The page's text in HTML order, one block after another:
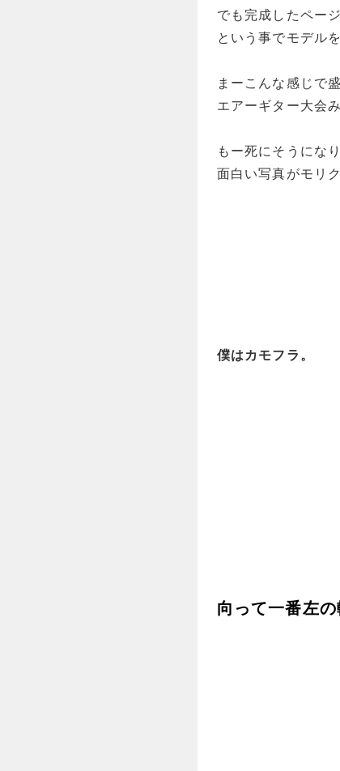
でも完成したペー
という事でモデル
まーこんな感じで
エアーギター大会
もー死にそうにな
面白い写真がモリ
僕はカモフラ。
向って一番左